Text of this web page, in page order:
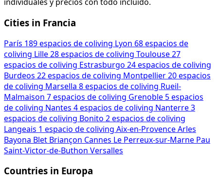
Cities in Francia
París 189 espacios de coliving Lyon 68 espacios de
coliving Lille28 espacios de coliving Toulouse27
espacios de coliving Estrasburgo 24 espacios de coliving
Burdeos 22 espacios de coliving Montpellier20 espacios
de coliving Marsella 8 espacios de coliving Rueil-
Malmaison 7 espacios de coliving Grenoble 5 espacios
de coliving Nantes 4 espacios de coliving Nanterre3
espacios de coliving Bonito 2 espacios de coliving
Langeais 1 espacio de coliving Aix-en-ProvenceArles
Bayona Blet Briançon Cannes Le Perreux-sur-Marne Pau
Saint-Victor-de-Buthon Versalles
Countries in Europa